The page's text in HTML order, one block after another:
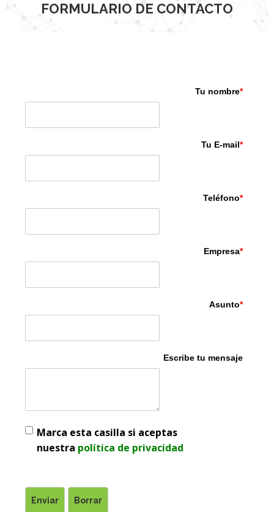
FORMULARIO DE CONTACTO
Tu nombre*
Tu E-mail*
Teléfono*
Empresa*
Asunto*
Escribe tu mensaje
Marca esta casilla si aceptas
nuestra política de privacidad